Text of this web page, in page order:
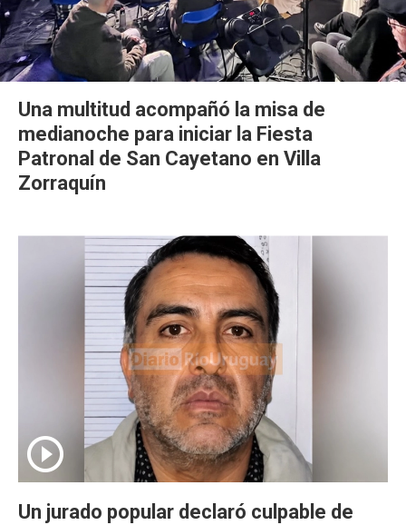
Una multitud acompañó la misa de
medianoche para iniciar la Fiesta
Patronal de San Cayetano en Villa
Zorraquín
Un jurado popular declaró culpable de